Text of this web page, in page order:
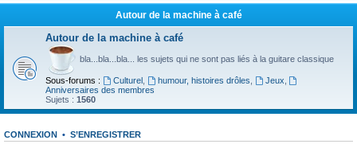
Autour de la machine à café
Autour de la machine à café
bla...bla...bla... les sujets qui ne sont pas liés à la guitare classique
Sous-forums : Culturel, humour, histoires drôles Jeux
Anniversaires des membres
Sujets : 1560
CONNEXION • S’ENREGISTRER